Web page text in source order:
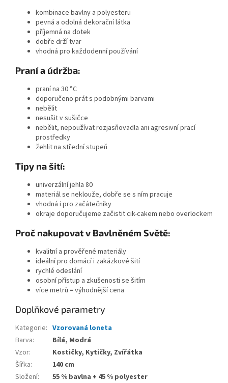
kombinace bavlny a polyesteru
pevná a odolná dekorační látka
příjemná na dotek
dobře drží tvar
vhodná pro každodenní používání
Praní a údržba:
praní na 30 °C
doporučeno prát s podobnými barvami
nebělit
nesušit v sušičce
nebělit, nepoužívat rozjasňovadla ani agresivní prací
prostředky
žehlit na střední stupeň
Tipy na šití:
univerzální jehla 80
materiál se neklouže, dobře se s ním pracuje
vhodná i pro začátečníky
okraje doporučujeme začistit cik-cakem nebo overlockem
Proč nakupovat v Bavlněném Světě:
kvalitní a prověřené materiály
ideální pro domácí i zakázkové šití
rychlé odeslání
osobní přístup a zkušenosti se šitím
více metrů = výhodnější cena
Doplňkové parametry
Kategorie: Vzorovaná loneta
Barva:
Bílá, Modrá
Vzor:
Kostičky, Kytičky, Zvířátka
Šířka:
140 cm
Složení:
55 % bavlna + 45 % polyester